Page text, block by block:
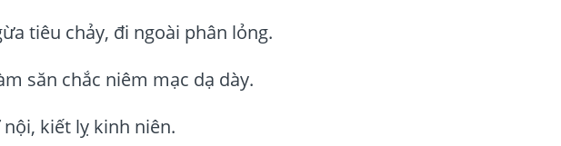
tiêu chảy, đi ngoài phân lỏng.
săn chắc niêm mạc dạ dày.
kiết lỵ kinh niên.